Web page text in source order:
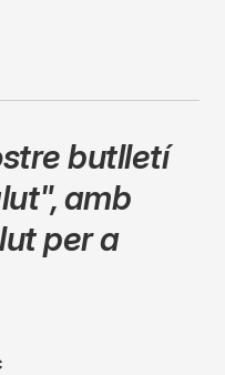
butlletí
,amb
per a